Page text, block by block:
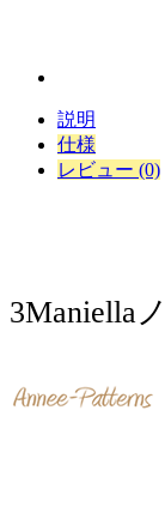
説明
仕様
レビュー (0)
​​3Maniella